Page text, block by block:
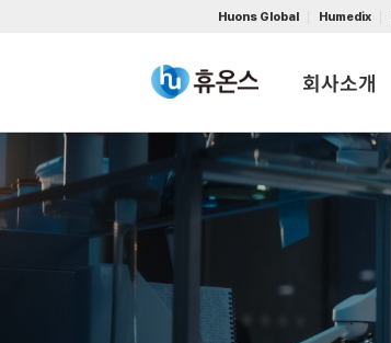
Huons Global Humedix
회사소개